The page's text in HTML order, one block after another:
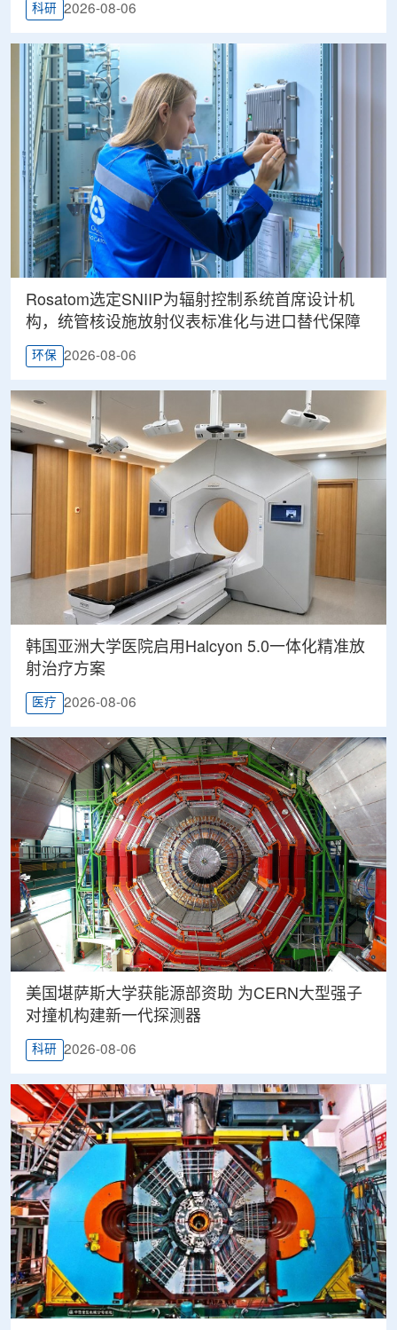
科研 2026-08-06
Rosatom选定SNIIP为辐射控制系统首席设计机
构，统管核设施放射仪表标准化与进口替代保障
环保 2026-08-06
韩国亚洲大学医院启用Halcyon 5.0一体化精准放
射治疗方案
医疗 2026-08-06
美国堪萨斯大学获能源部资助 为CERN大型强子
对撞机构建新一代探测器
科研 2026-08-06